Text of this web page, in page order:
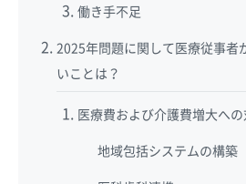
働き手不足
2025年問題に関して医療従事者
いことは？
医療費および介護費増大への
地域包括システムの構築